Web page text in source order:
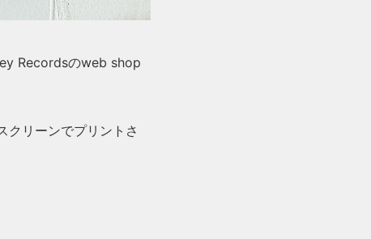
Recordsのweb shop
クリーンでプリントさ